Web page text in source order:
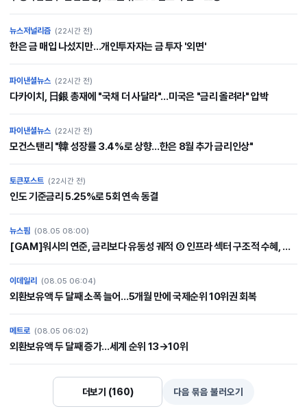
뉴스저널리즘 (22시간 전)
한은 금 매입 나섰지만…개인투자자는 금 투자 '외면'
파이낸셜뉴스 (22시간 전)
다카이치, 日銀 총재에 "국채 더 사달라"…미국은 "금리 올려라" 압박
파이낸셜뉴스 (22시간 전)
모건스탠리 "韓 성장률 3.4%로 상향…한은 8월 추가 금리인상"
토큰포스트 (22시간 전)
인도 기준금리 5.25%로 5회 연속 동결
뉴스핌 (08.05 08:00)
[GAM]워시의 연준, 금리보다 유동성 궤적 ③ 인프라 섹터 구조적 수혜, ...
이데일리 (08.05 06:04)
외환보유액 두 달째 소폭 늘어…5개월 만에 국제순위 10위권 회복
메트로 (08.05 06:02)
외환보유액 두 달째 증가…세계 순위 13→10위
더보기 (160) 다음 묶음 불러오기